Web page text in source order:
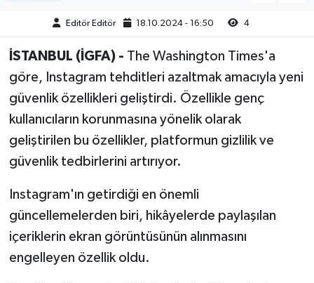
Editör Editör 18.10.2024 - 16:50 4
İSTANBUL (İGFA) - The Washington Times'a
göre, Instagram tehditleri azaltmak amacıyla yeni
güvenlik özellikleri geliştirdi. Özellikle genç
kullanıcıların korunmasına yönelik olarak
geliştirilen bu özellikler, platformun gizlilik ve
güvenlik tedbirlerini artırıyor.
Instagram'ın getirdiği en önemli
güncellemelerden biri, hikâyelerde paylaşılan
içeriklerin ekran görüntüsünün alınmasını
engelleyen özellik oldu.